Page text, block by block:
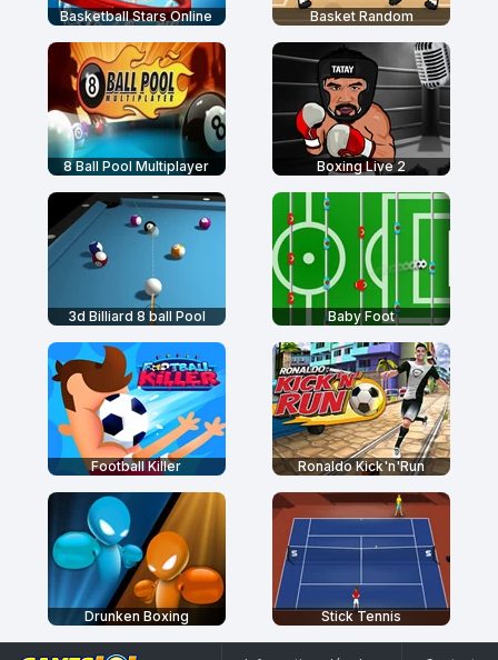
Basketball Stars Online Basket Random
8 Ball Pool Multiplayer Boxing Live 2
3d Billiard 8 ball Pool Baby Foot
Football Killer Ronaldo Kick'n'Run
Drunken Boxing Stick Tennis